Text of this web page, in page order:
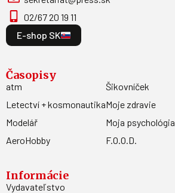
02/67 20 19 11
E-shop SK
Časopisy
atm
Letectví + kosmonautika
Modelář
AeroHobby
Šikovníček
Moje zdravie
Moja psychológia
F.O.O.D.
Informácie
Vydavateľstvo